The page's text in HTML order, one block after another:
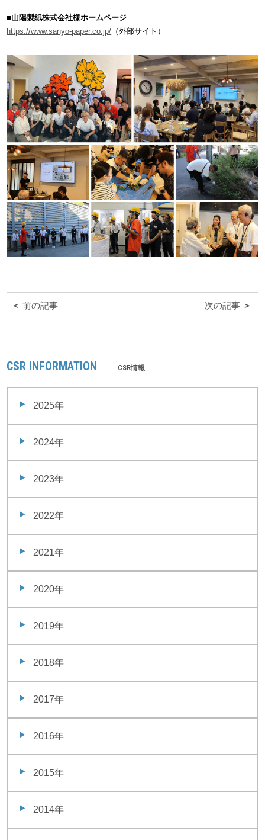
■山陽製紙株式会社様ホームページ
https://www.sanyo-paper.co.jp/ （外部サイト）
＜ 前の記事 次の記事 ＞
CSR INFORMATION CSR情報
2025年
2024年
2023年
2022年
2021年
2020年
2019年
2018年
2017年
2016年
2015年
2014年